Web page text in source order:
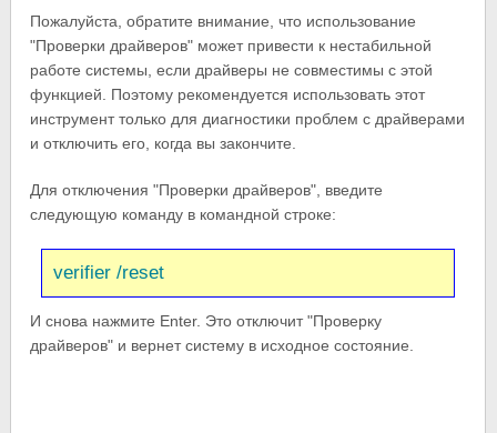
Пожалуйста, обратите внимание, что использование
"Проверки драйверов" может привести к нестабильной
работе системы, если драйверы не совместимы с этой
функцией. Поэтому рекомендуется использовать этот
инструмент только для диагностики проблем с драйверами
и отключить его, когда вы закончите.
Для отключения "Проверки драйверов", введите
следующую команду в командной строке:
verifier /reset
И снова нажмите Enter. Это отключит "Проверку
драйверов" и вернет систему в исходное состояние.